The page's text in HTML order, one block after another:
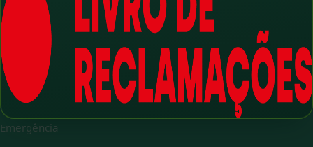
Emergência